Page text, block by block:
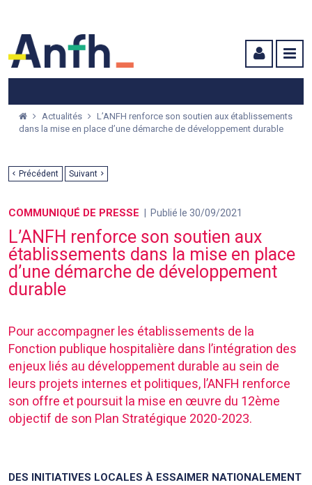
Actualités
L’ANFH renforce son soutien aux établissements
dans la mise en place d’une démarche de développement durable
Précédent Suivant
COMMUNIQUÉ DE PRESSE Publié le 30/09/2021
L’ANFH renforce son soutien aux
établissements dans la mise en place
d’une démarche de développement
durable
Pour accompagner les établissements de la
Fonction publique hospitalière dans l’intégration des
enjeux liés au développement durable au sein de
leurs projets internes et politiques, l’ANFH renforce
son offre et poursuit la mise en œuvre du 12ème
objectif de son Plan Stratégique 2020-2023.
DES INITIATIVES LOCALES À ESSAIMER NATIONALEMENT